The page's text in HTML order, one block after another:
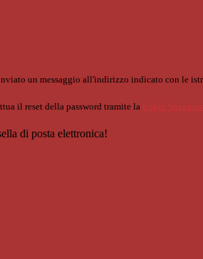
un messaggio all'indirizzo indicato con le
il reset della password tramite la Login Spaggiari
di posta elettronica!